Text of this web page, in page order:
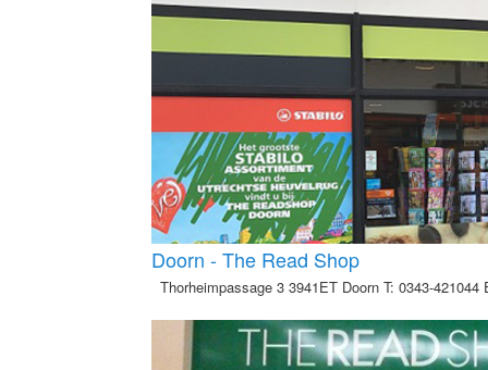
Doorn - The Read Shop
Thorheimpassage 3 3941ET Doorn T: 0343-